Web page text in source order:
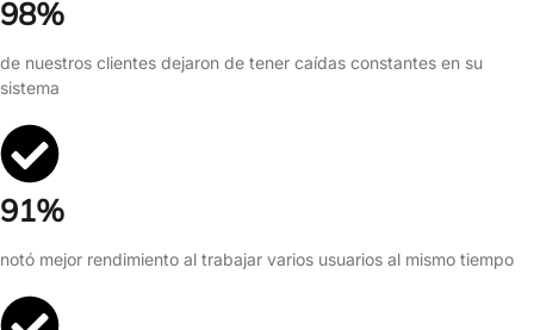
98%
de nuestros clientes dejaron de tener caídas constantes en su
sistema
91%
notó mejor rendimiento al trabajar varios usuarios al mismo tiempo